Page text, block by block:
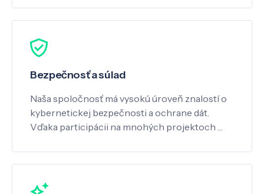
Bezpečnosť a súlad
Naša spoločnosť má vysokú úroveň znalostí o
kybernetickej bezpečnosti a ochrane dát.
Vďaka participácii na mnohých projektoch …